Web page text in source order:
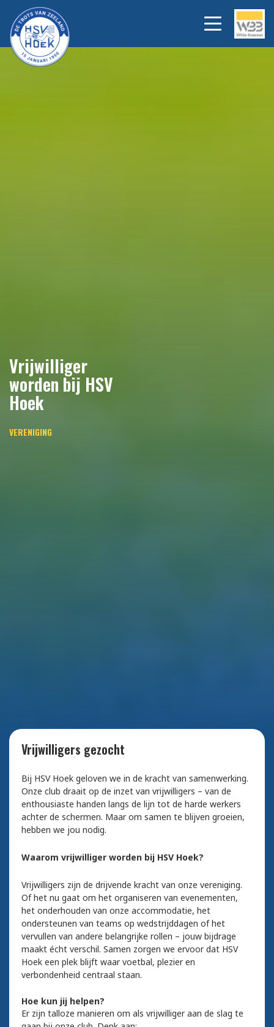
Vrijwilliger
worden bij HSV
Hoek
VERENIGING
Vrijwilligers gezocht
Bij HSV Hoek geloven we in de kracht van samenwerking.
Onze club draait op de inzet van vrijwilligers – van de
enthousiaste handen langs de lijn tot de harde werkers
achter de schermen. Maar om samen te blijven groeien,
hebben we jou nodig.
Waarom vrijwilliger worden bij HSV Hoek?
Vrijwilligers zijn de drijvende kracht van onze vereniging.
Of het nu gaat om het organiseren van evenementen,
het onderhouden van onze accommodatie, het
ondersteunen van teams op wedstrijddagen of het
vervullen van andere belangrijke rollen – jouw bijdrage
maakt écht verschil. Samen zorgen we ervoor dat HSV
Hoek een plek blijft waar voetbal, plezier en
verbondenheid centraal staan.
Hoe kun jij helpen?
Er zijn talloze manieren om als vrijwilliger aan de slag te